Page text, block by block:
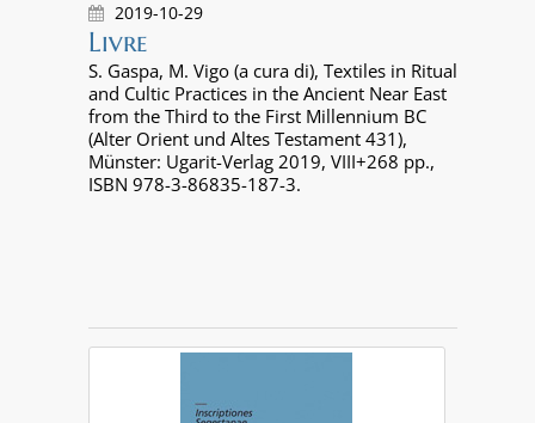
2019-10-29
Livre
S. Gaspa, M. Vigo (a cura di), Textiles in Ritual
and Cultic Practices in the Ancient Near East
from the Third to the First Millennium BC
(Alter Orient und Altes Testament 431),
Münster: Ugarit-Verlag 2019, VIII+268 pp.,
ISBN 978-3-86835-187-3.